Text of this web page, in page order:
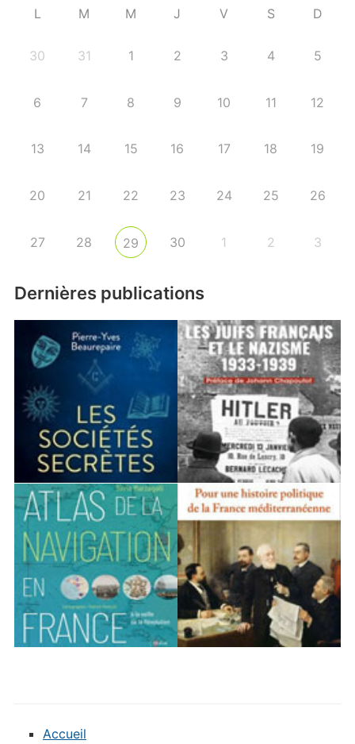
L M M J V S D
30 31 1 2 3 4 5
6 7 8 9 10 11 12
13 14 15 16 17 18 19
20 21 22 23 24 25 26
27 28 29 30 1 2 3
Dernières publications
Accueil